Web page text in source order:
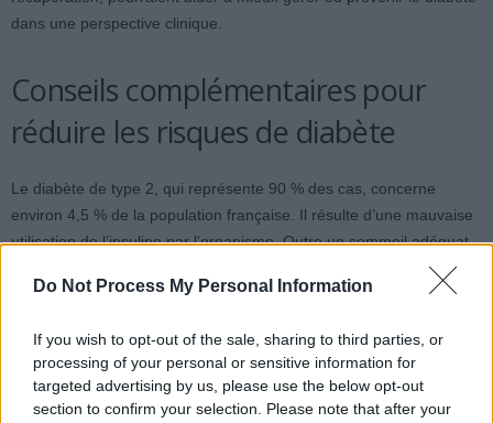
Do Not Process My Personal Information
If you wish to opt-out of the sale, sharing to third parties, or
processing of your personal or sensitive information for
targeted advertising by us, please use the below opt-out
section to confirm your selection. Please note that after your
dans une perspective clinique.
Conseils complémentaires pour
réduire les risques de diabète
Le diabète de type 2, qui représente 90 % des cas, concerne
environ 4,5 % de la population française. Il résulte d’une mauvaise
utilisation de l’insuline par l’organisme. Outre un sommeil adéquat,
il est conseillé d’adopter une alimentation équilibrée et de pratiquer
une activité physique régulière.
Il est recommandé de dîner léger et tôt, puis de privilégier une
marche après le repas pour favoriser la digestion et la dépense
calorique. Des activités telles que la marche nordique, l’aquagym,